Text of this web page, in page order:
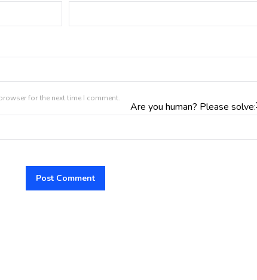
for the next time I comment.
Are you human? Please solve: